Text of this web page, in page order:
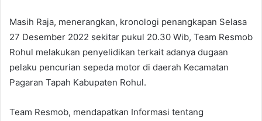
Masih Raja, menerangkan, kronologi penangkapan Selasa
27 Desember 2022 sekitar pukul 20.30 Wib, Team Resmob
Rohul melakukan penyelidikan terkait adanya dugaan
pelaku pencurian sepeda motor di daerah Kecamatan
Pagaran Tapah Kabupaten Rohul.
Team Resmob, mendapatkan Informasi tentang